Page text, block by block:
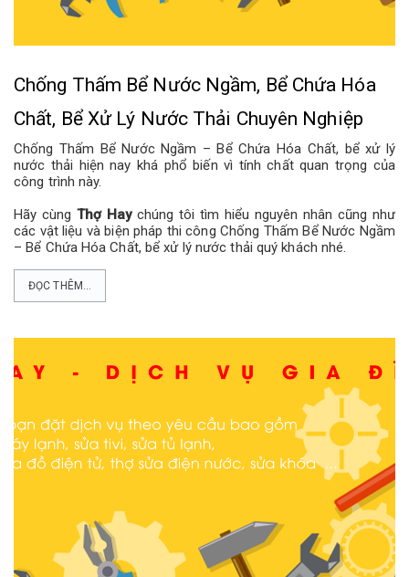
Chống Thấm Bể Nước Ngầm, Bể Chứa Hóa
Chất, Bể Xử Lý Nước Thải Chuyên Nghiệp
Chống Thấm Bể Nước Ngầm – Bể Chứa Hóa Chất, bể xử lý
nước thải hiện nay khá phổ biến vì tính chất quan trọng của
công trình này.
Hãy cùng Thợ Haychúng tôi tìm hiểu nguyên nhân cũng như
các vật liệu và biện pháp thi công Chống Thấm Bể Nước Ngầm
– Bể Chứa Hóa Chất, bể xử lý nước thải quý khách nhé.
ĐỌC THÊM...